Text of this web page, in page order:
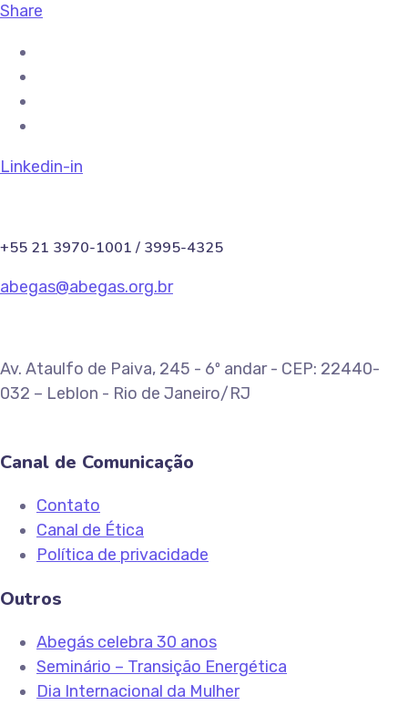
Share
Linkedin-in
+55 21 3970-1001 / 3995-4325
abegas@abegas.org.br
Av. Ataulfo de Paiva, 245 - 6º andar - CEP: 22440-
032 – Leblon - Rio de Janeiro/RJ
Canal de Comunicação
Contato
Canal de Ética
Política de privacidade
Outros
Abegás celebra 30 anos
Seminário – Transição Energética
Dia Internacional da Mulher